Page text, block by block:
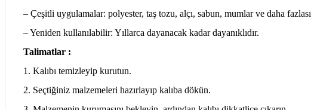
– Çeşitli uygulamalar: polyester, taş tozu, alçı, sabun, mumlar ve daha
– Yeniden kullanılabilir: Yıllarca dayanacak kadar dayanıklıdır.
Talimatlar :
1. Kalıbı temizleyip kurutun.
2. Seçtiğiniz malzemeleri hazırlayıp kalıba dökün.